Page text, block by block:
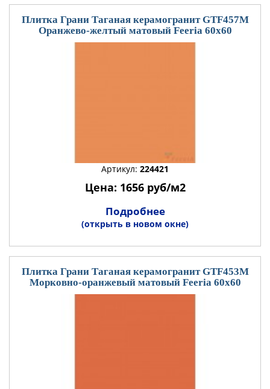
Плитка Грани Таганая керамогранит GTF457М
Оранжево-желтый матовый Feeria 60x60
Артикул: 224421
Цена: 1656 руб/м2
Подробнее
(открыть в новом окне)
Плитка Грани Таганая керамогранит GTF453М
Морковно-оранжевый матовый Feeria 60x60